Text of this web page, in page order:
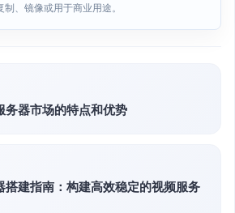
、镜像或用于商业用途。
务器市场的特点和优势
搭建指南：构建高效稳定的视频服务